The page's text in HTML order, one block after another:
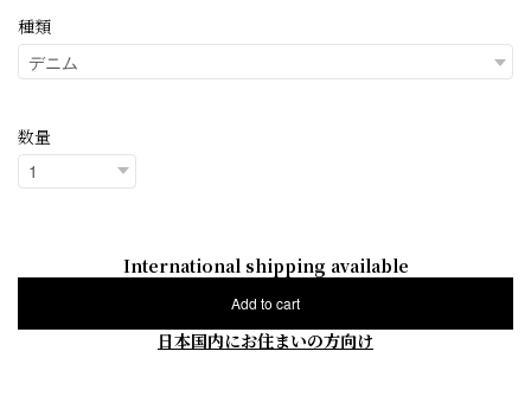
種類
数量
International shipping available
Add to cart
日本国内にお住まいの方向け